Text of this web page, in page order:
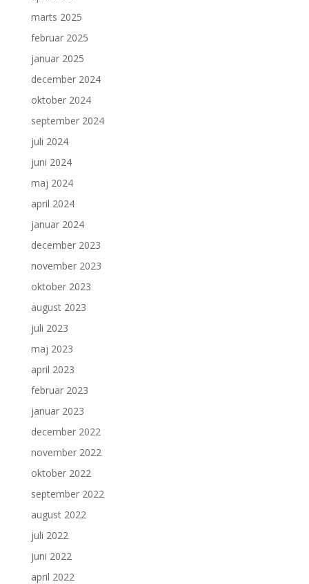
marts 2025
februar 2025
januar 2025
december 2024
oktober 2024
september 2024
juli 2024
juni 2024
maj 2024
april 2024
januar 2024
december 2023
november 2023
oktober 2023
august 2023
juli 2023
maj 2023
april 2023
februar 2023
januar 2023
december 2022
november 2022
oktober 2022
september 2022
august 2022
juli 2022
juni 2022
april 2022